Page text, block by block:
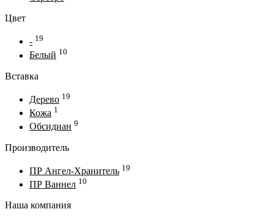
Цвет
- 19
Белый 10
Вставка
Дерево 19
Кожа 1
Обсидиан 9
Производитель
ПР Ангел-Хранитель 19
ПР Ваннел 10
Наша компания